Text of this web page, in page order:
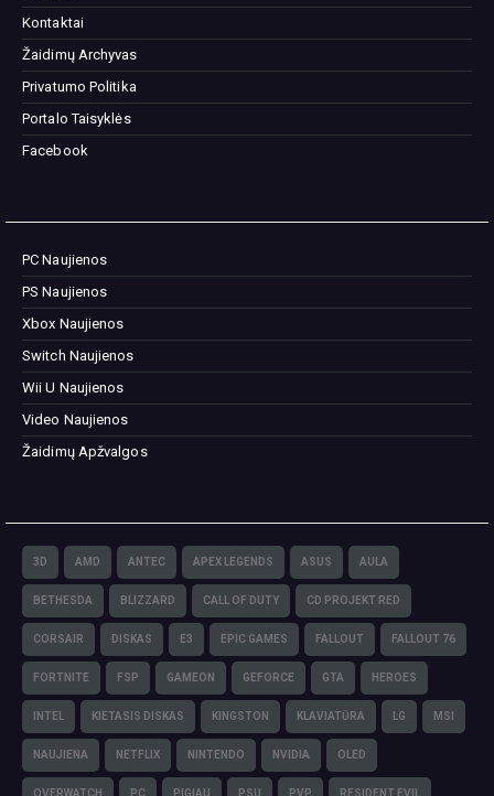
Kontaktai
Žaidimų Archyvas
Privatumo Politika
Portalo Taisyklės
Facebook
PC Naujienos
PS Naujienos
Xbox Naujienos
Switch Naujienos
Wii U Naujienos
Video Naujienos
Žaidimų Apžvalgos
3D AMD ANTEC APEX LEGENDS ASUS AULA
BETHESDA BLIZZARD CALL OF DUTY CD PROJEKT RED
CORSAIR DISKAS E3 EPIC GAMES FALLOUT FALLOUT 76
FORTNITE FSP GAMEON GEFORCE GTA HEROES
INTEL KIETASIS DISKAS KINGSTON KLAVIATŪRA LG MSI
NAUJIENA NETFLIX NINTENDO NVIDIA OLED
OVERWATCH PC PIGIAU PSU PVP RESIDENT EVIL